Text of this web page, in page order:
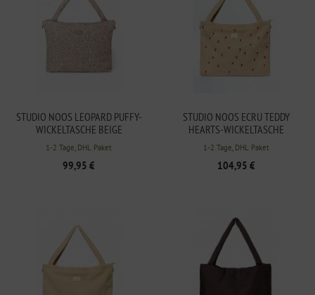
STUDIO NOOS LEOPARD PUFFY-
WICKELTASCHE BEIGE
1-2 Tage, DHL Paket
99,95 €
STUDIO NOOS ECRU TEDDY
HEARTS-WICKELTASCHE
1-2 Tage, DHL Paket
104,95 €